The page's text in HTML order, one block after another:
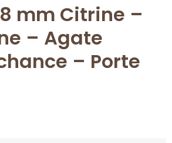
mm Citrine –
– Agate
– Porte